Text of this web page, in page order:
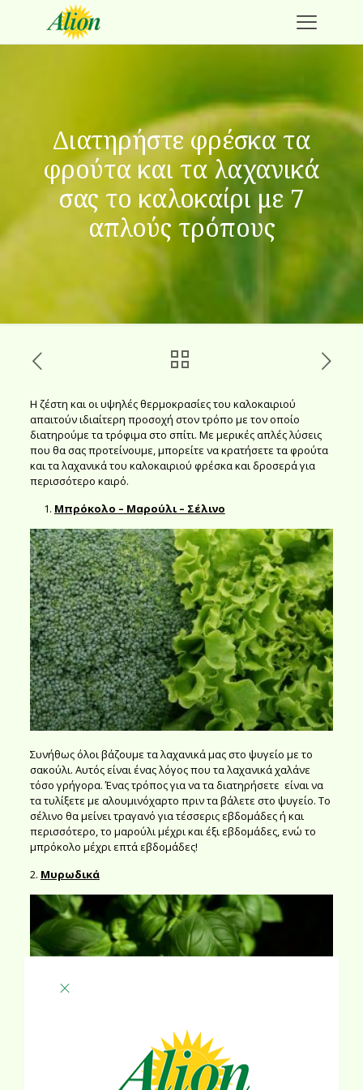
Διατηρήστε φρέσκα τα
φρούτα και τα λαχανικά
σας το καλοκαίρι με 7
απλούς τρόπους
Η ζέστη και οι υψηλές θερμοκρασίες του καλοκαιριού
απαιτούν ιδιαίτερη προσοχή στον τρόπο με τον οποίο
διατηρούμε τα τρόφιμα στο σπίτι. Με μερικές απλές λύσεις
που θα σας προτείνουμε, μπορείτε να κρατήσετε τα φρούτα
και τα λαχανικά του καλοκαιριού φρέσκα και δροσερά για
περισσότερο καιρό.
Μπρόκολο – Μαρούλι – Σέλινο
Συνήθως όλοι βάζουμε τα λαχανικά μας στο ψυγείο με το
σακούλι. Αυτός είναι ένας λόγος που τα λαχανικά χαλάνε
τόσο γρήγορα. Ένας τρόπος για να τα διατηρήσετε είναι να
τα τυλίξετε με αλουμινόχαρτο πριν τα βάλετε στο ψυγείο. Το
σέλινο θα μείνει τραγανό για τέσσερις εβδομάδες ή και
περισσότερο, το μαρούλι μέχρι και έξι εβδομάδες, ενώ το
μπρόκολο μέχρι επτά εβδομάδες!
2. Μυρωδικά